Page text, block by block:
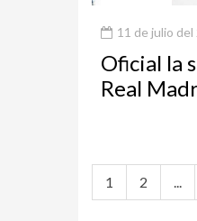
11 de julio del
Oficial la
Real
1 2 ...